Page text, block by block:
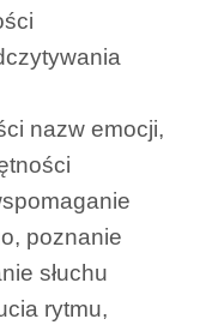
nazw emocji,
poznanie
słuchu
rytmu,